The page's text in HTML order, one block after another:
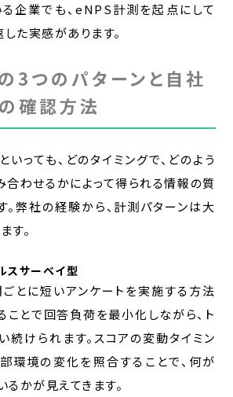
企業でも、eNPS計測を起点にして
た実感があります。
3つのパターンと自社
確認方法
っても、どのタイミングで、どのよう
合わせるかによって得られる情報の質
。弊社の経験から、計測パターンは大
す。
スサーベイ型
とに短いアンケートを実施する方法
ことで回答負荷を最小化しながら、ト
続けられます。スコアの変動タイミン
環境の変化を照合することで、何が
かが見えてきます。